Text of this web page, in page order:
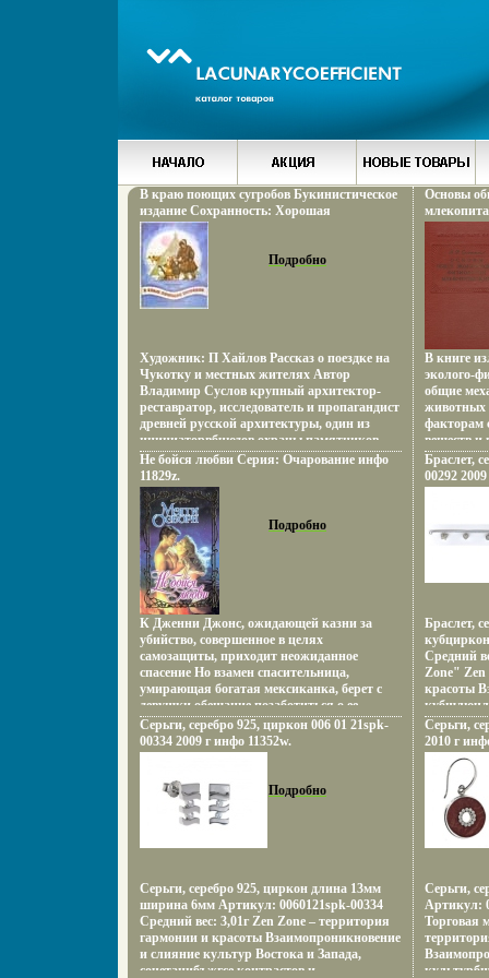
В краю поющих сугробов Букинистическое
издание Сохранность: Хорошая
Издательство: Малыш, 1981 г Мягкая
обложка, 34 стр Тираж: 150000 экз Формат:
60x90/8 (~220х290 мм) Цветные
иллюстрации инфо 7527y.
Подробно
Художник: П Хайлов Рассказ о поездке на
Чукотку и местных жителях Автор
Владимир Суслов крупный архитектор-
реставратор, исследователь и пропагандист
древней русской архитектуры, один из
инициаторвбчюдов охраны памятников
истории и культуры в России .
Не бойся любви Серия: Очарование инфо
11829z.
Подробно
К Дженни Джонс, ожидающей казни за
убийство, совершенное в целях
самозащиты, приходит неожиданное
спасение Но взамен спасительница,
умирающая богатая мексиканка, берет с
девушки обещание позаботиться о ее
дочвбчбсери Исполнить обещание
оказывается нелегко, ибо маленькая
Грасиела - единственное, что стоит между
семейным состоянием Загнанная,
затравленная наемными убийцами Дженни
находит опору и поддержку в лице
Автор Мэгги Осборн Maggie Osborne.
Серьги, серебро 925, циркон 006 01 21spk-
00334 2009 г инфо 11352w.
Подробно
Серьги, серебро 925, циркон длина 13мм
ширина 6мм Артикул: 0060121spk-00334
Средний вес: 3,01г Zen Zone – территория
гармонии и красоты Взаимопроникновение
и слияние культур Востока и Запада,
сочетанибъжгсе контрастов и
Основы
Твердый
Формат:
В книге
эколого-
общие
животных
факторам
веществ и
материал
снабжена
А Слоним.
Браслет,
00292
Браслет,
Средний
Zone" Zen
красоты
сочетание
кофеин,
дворцов,
и
Zen Zone
образ
менять и
образ,
Серьги,
2010 г
Серьги,
Артикул:
Торговая